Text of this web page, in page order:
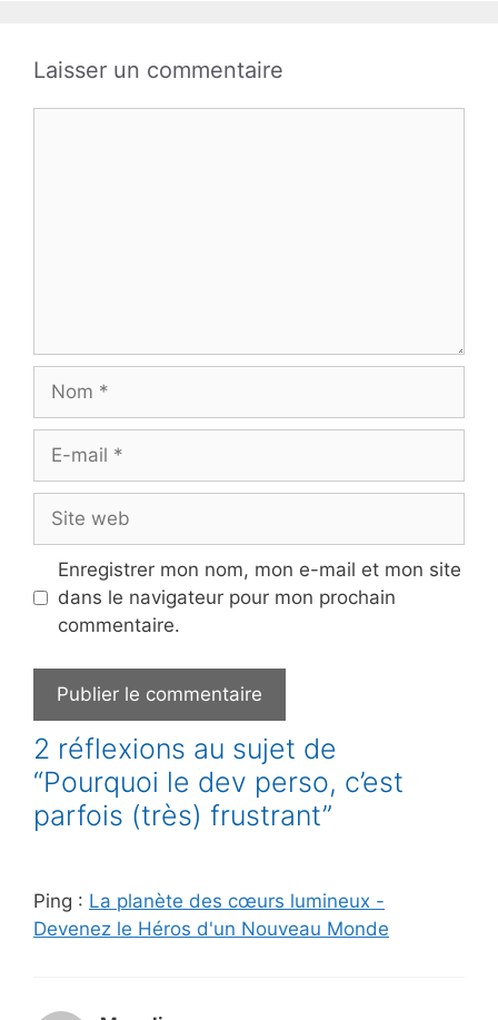
Laisser un commentaire
Nom
Site
web
Enregistrer mon nom, mon e-mail et mon site
dans le navigateur pour mon prochain
commentaire.
2 réflexions au sujet de
“Pourquoi le dev perso, c’est
parfois (très) frustrant”
Ping : La planète des cœurs lumineux -
Devenez le Héros d'un Nouveau Monde